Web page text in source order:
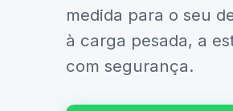
medida para o seu
à carga pesada, a
com segurança.